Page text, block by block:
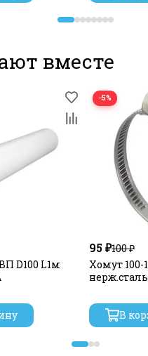
вместе
D100 L1м
−5%
95 ₽100 ₽
Хомут
нерж.сталь
В